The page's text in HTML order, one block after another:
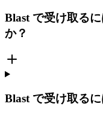
Blast で受け取る
か？
Blast で受け取る